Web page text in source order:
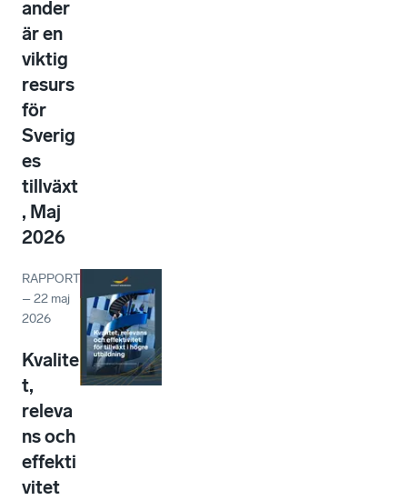
ander
är en
viktig
resurs
för
Sverig
es
tillväxt
, Maj
2026
RAPPORT
–22 maj
2026
Kvalite
t,
releva
ns och
effekti
vitet